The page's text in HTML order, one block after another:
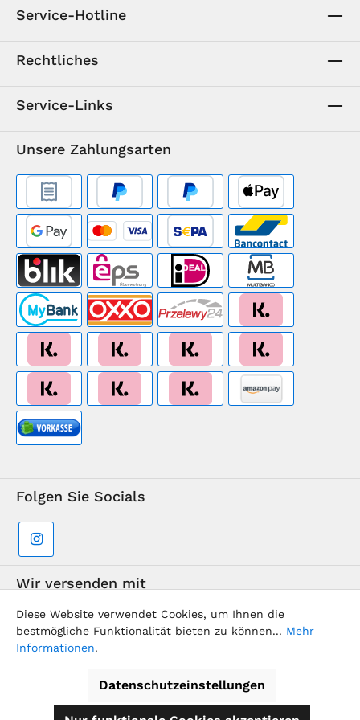
Service-Hotline
Rechtliches
Service-Links
Unsere Zahlungsarten
Folgen Sie Socials
Wir versenden mit
Diese Website verwendet Cookies, um Ihnen die
bestmögliche Funktionalität bieten zu können... Mehr
Informationen.
Datenschutzeinstellungen